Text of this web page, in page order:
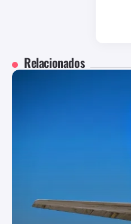
Relacionados